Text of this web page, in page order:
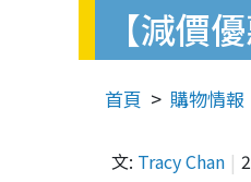
【減價
首頁 購物情報
文: Tracy Chan